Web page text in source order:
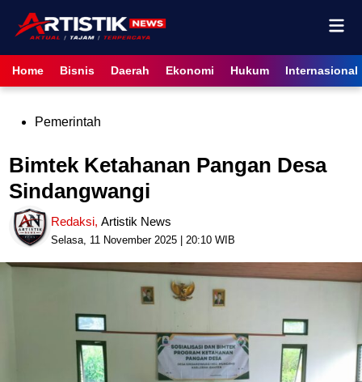
content
Home Bisnis Daerah Ekonomi Hukum Internasional
PostedPemerintah
Bimtek Ketahanan Pangan Desa
Sindangwangi
Redaksi,Artistik News
Selasa, 11 November 2025 | 20:10 WIB